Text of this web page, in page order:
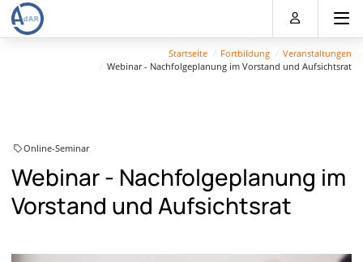
Direkt
zum
Inhalt
Direkt
zum
Hauptmenu
Direkt
zur
Suche
Direkt
zum
Footer
Startseite Fortbildung
Veranstaltungen
Webinar - Nachfolgeplanung im Vorstand und Aufsichtsrat
Online-Seminar
Webinar - Nachfolgeplanung im
Vorstand und Aufsichtsrat